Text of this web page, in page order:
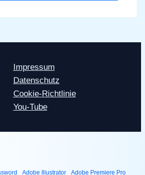
Impressum
Datenschutz
Cookie-Richtlinie
You-Tube
Adobe Illustrator Adobe Premiere Pro